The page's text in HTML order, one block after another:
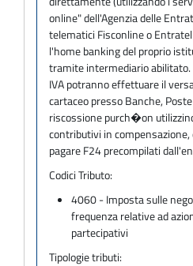
online" dell'Agenzia delle
telematici Fisconline o
l'home banking del proprio
tramite intermediario
IVA potranno effettuare il
cartaceo presso Banche,
riscossione purch�on
contributivi in compensazione,
pagare F24 precompilati
Codici Tributo:
4060 - Imposta sulle
frequenza relative ad
partecipativi
Tipologie tributi: